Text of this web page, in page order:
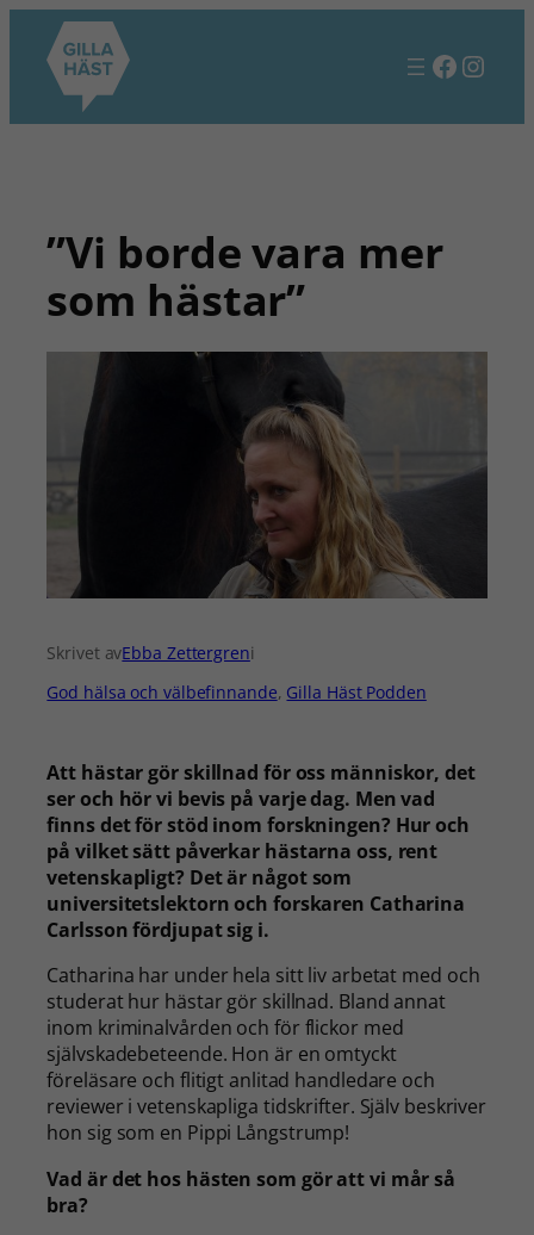
Hoppa
innehåll
”Vi borde vara mer
som hästar”
Skrivet avEbba Zettergreni
God hälsa och välbefinnande, Gilla Häst Podden
Att hästar gör skillnad för oss människor, det
ser och hör vi bevis på varje dag. Men vad
finns det för stöd inom forskningen? Hur och
på vilket sätt påverkar hästarna oss, rent
vetenskapligt? Det är något som
universitetslektorn och forskaren Catharina
Carlsson fördjupat sig i.
Catharina har under hela sitt liv arbetat med och
studerat hur hästar gör skillnad. Bland annat
inom kriminalvården och för flickor med
självskadebeteende. Hon är en omtyckt
föreläsare och flitigt anlitad handledare och
reviewer i vetenskapliga tidskrifter. Själv beskriver
hon sig som en Pippi Långstrump!
Vad är det hos hästen som gör att vi mår så
bra?